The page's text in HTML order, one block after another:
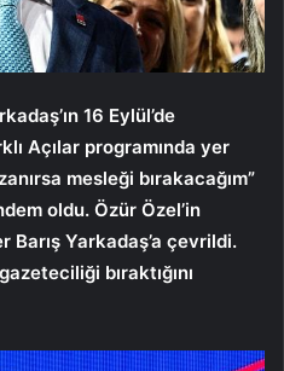
16 Eylül’de
Açılar programında yer
mesleği bırakacağım”
oldu. Özür Özel’in
Barış Yarkadaş’a çevrildi.
bıraktığını